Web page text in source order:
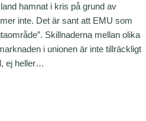
hamnat i kris på grund av
inte. Det är sant att EMU som
Skillnaderna mellan olika
i unionen är inte tillräckligt
ej heller…